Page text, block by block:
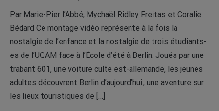
Par Marie-Pier l’Abbé, Mychaël Ridley Freitas et Coralie
Bédard Ce montage vidéo représente à la fois la
nostalgie de l’enfance et la nostalgie de trois étudiants-
es de l’UQAM face à l’École d’été à Berlin. Joués par une
trabant 601, une voiture culte est-allemande, les jeunes
adultes découvrent Berlin d’aujourd’hui ; une aventure sur
les lieux touristiques de […]